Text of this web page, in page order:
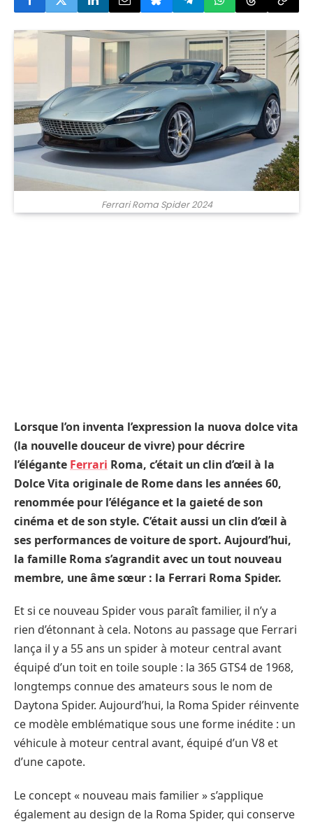
Ferrari Roma Spider 2024
Lorsque l’on inventa l’expression la nuova dolce vita
(la nouvelle douceur de vivre) pour décrire
l’élégante Ferrari Roma, c’était un clin d’œil à la
Dolce Vita originale de Rome dans les années 60,
renommée pour l’élégance et la gaieté de son
cinéma et de son style. C’était aussi un clin d’œil à
ses performances de voiture de sport. Aujourd’hui,
la famille Roma s’agrandit avec un tout nouveau
membre, une âme sœur : la Ferrari Roma Spider.
Et si ce nouveau Spider vous paraît familier, il n’y a
rien d’étonnant à cela. Notons au passage que Ferrari
lança il y a 55 ans un spider à moteur central avant
équipé d’un toit en toile souple : la 365 GTS4 de 1968,
longtemps connue des amateurs sous le nom de
Daytona Spider. Aujourd’hui, la Roma Spider réinvente
ce modèle emblématique sous une forme inédite : un
véhicule à moteur central avant, équipé d’un V8 et
d’une capote.
Le concept « nouveau mais familier » s’applique
également au design de la Roma Spider, qui conserve